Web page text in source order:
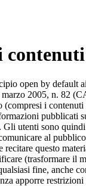
contenuti
open by default
2005, n. 82
(compresi i
pubblicati
. Gli utenti sono
al
recitare questo
(trasformare il
fine, anche
apporre